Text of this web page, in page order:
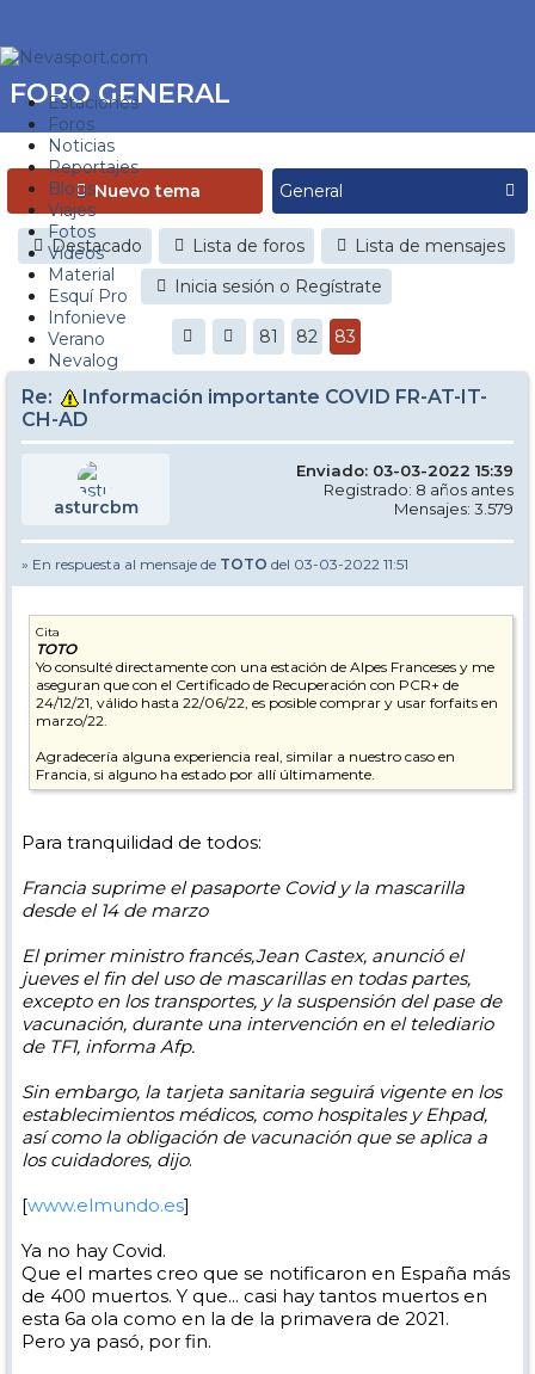
Estaciones
Foros
Noticias
Reportajes
Blogs
Viajes
Fotos
Videos
Material
Esquí Pro
Infonieve
Verano
Nevalog
FORO GENERAL
Nuevo tema
Destacado Lista de foros
Lista de mensajes
Inicia sesión o Regístrate
81 82 83
Re:
Información importante COVID FR-AT-IT-
CH-AD
asturcbm
Enviado: 03-03-2022 15:39
Registrado: 8 años antes
Mensajes: 3.579
» En respuesta al mensaje de TOTO del 03-03-2022 11:51
Cita
TOTO
Yo consulté directamente con una estación de Alpes Franceses y me
aseguran que con el Certificado de Recuperación con PCR+ de
24/12/21, válido hasta 22/06/22, es posible comprar y usar forfaits en
marzo/22.
Agradecería alguna experiencia real, similar a nuestro caso en
Francia, si alguno ha estado por allí últimamente.
Para tranquilidad de todos:
Francia suprime el pasaporte Covid y la mascarilla
desde el 14 de marzo
El primer ministro francés,Jean Castex, anunció el
jueves el fin del uso de mascarillas en todas partes,
excepto en los transportes, y la suspensión del pase de
vacunación, durante una intervención en el telediario
de TF1, informa Afp.
Sin embargo, la tarjeta sanitaria seguirá vigente en los
establecimientos médicos, como hospitales y Ehpad,
así como la obligación de vacunación que se aplica a
los cuidadores, dijo.
[www.elmundo.es]
Ya no hay Covid.
Que el martes creo que se notificaron en España más
de 400 muertos. Y que... casi hay tantos muertos en
esta 6a ola como en la de la primavera de 2021.
Pero ya pasó, por fin.